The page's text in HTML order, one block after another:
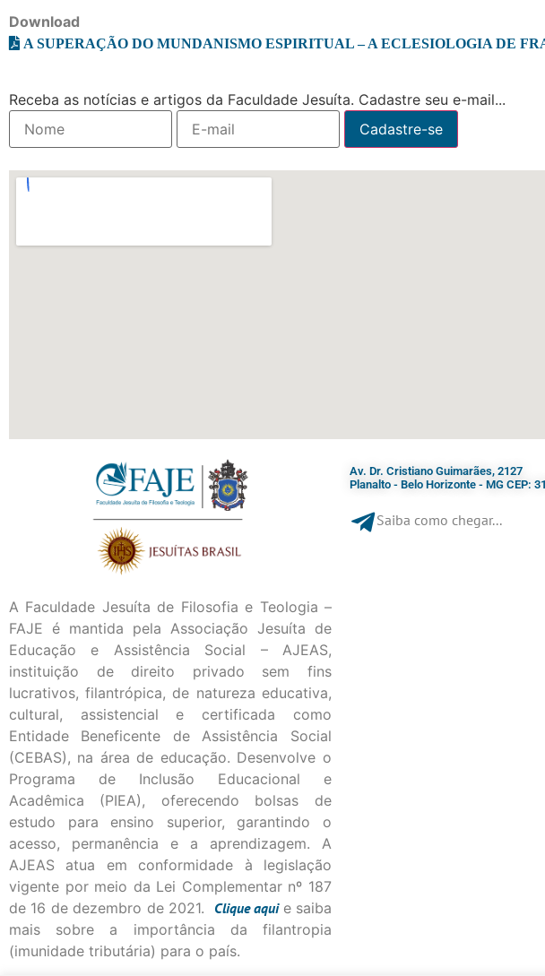
Download
A SUPERAÇÃO DO MUNDANISMO ESPIRITUAL – A ECLESIOLOGIA DE
Receba as notícias e artigos da Faculdade Jesuíta. Cadastre seu e-mail...
A Faculdade Jesuíta de Filosofia e Teologia –
FAJE é mantida pela Associação Jesuíta de
Educação e Assistência Social – AJEAS,
instituição de direito privado sem fins
lucrativos, filantrópica, de natureza educativa,
cultural, assistencial e certificada como
Entidade Beneficente de Assistência Social
(CEBAS), na área de educação. Desenvolve o
Programa de Inclusão Educacional e
Acadêmica (PIEA), oferecendo bolsas de
estudo para ensino superior, garantindo o
acesso, permanência e a aprendizagem. A
AJEAS atua em conformidade à legislação
vigente por meio da Lei Complementar nº 187
de 16 de dezembro de 2021. Cliqueaqui e saiba
mais sobre a importância da filantropia
(imunidade tributária) para o país.
Av. Dr. Cristiano Guimarães, 2127
Planalto - Belo Horizonte - MG CEP:
Saiba como chegar...